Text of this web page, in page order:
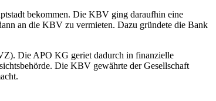
bekommen. Die KBV ging daraufhin eine
an die KBV zu vermieten. Dazu gründete die Bank
Die APO KG geriet dadurch in finanzielle
Die KBV gewährte der Gesellschaft